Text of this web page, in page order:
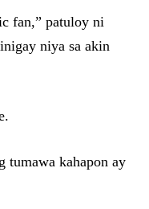
fan,” patuloy ni
niya sa akin
tumawa kahapon ay